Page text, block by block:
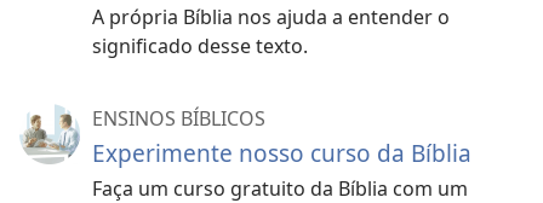
A própria Bíblia nos ajuda a entender o
significado desse texto.
ENSINOS BÍBLICOS
Experimente nosso curso da Bíblia
Faça um curso gratuito da Bíblia com um